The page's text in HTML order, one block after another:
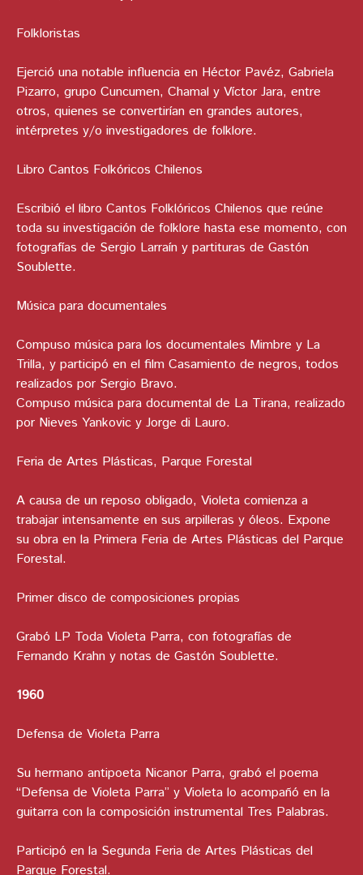
Folkloristas
Ejerció una notable influencia en Héctor Pavéz, Gabriela
Pizarro, grupo Cuncumen, Chamal y Víctor Jara, entre
otros, quienes se convertirían en grandes autores,
intérpretes y/o investigadores de folklore.
Libro Cantos Folkóricos Chilenos
Escribió el libro Cantos Folklóricos Chilenos que reúne
toda su investigación de folklore hasta ese momento, con
fotografías de Sergio Larraín y partituras de Gastón
Soublette.
Música para documentales
Compuso música para los documentales Mimbre y La
Trilla, y participó en el film Casamiento de negros, todos
realizados por Sergio Bravo.
Compuso música para documental de La Tirana, realizado
por Nieves Yankovic y Jorge di Lauro.
Feria de Artes Plásticas, Parque Forestal
A causa de un reposo obligado, Violeta comienza a
trabajar intensamente en sus arpilleras y óleos. Expone
su obra en la Primera Feria de Artes Plásticas del Parque
Forestal.
Primer disco de composiciones propias
Grabó LP Toda Violeta Parra, con fotografías de
Fernando Krahn y notas de Gastón Soublette.
1960
Defensa de Violeta Parra
Su hermano antipoeta Nicanor Parra, grabó el poema
“Defensa de Violeta Parra” y Violeta lo acompañó en la
guitarra con la composición instrumental Tres Palabras.
Participó en la Segunda Feria de Artes Plásticas del
Parque Forestal.